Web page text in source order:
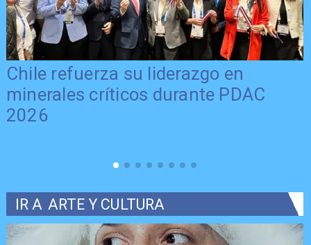
Chile refuerza su liderazgo en
minerales críticos durante PDAC
2026
IR A ARTE Y CULTURA